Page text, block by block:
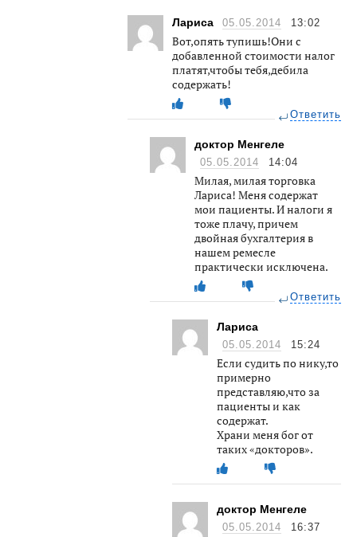
Лариса 05.05.2014 13:02
Вот,опять тупишь!Они с
добавленной стоимости налог
платят,чтобы тебя,дебила
содержать!
Ответить
доктор Менгеле
05.05.2014 14:04
Милая, милая торговка
Лариса! Меня содержат
мои пациенты. И налоги я
тоже плачу, причем
двойная бухгалтерия в
нашем ремесле
практически исключена.
Ответить
Лариса
05.05.2014 15:24
Если судить по нику,то
примерно
представляю,что за
пациенты и как
содержат.
Храни меня бог от
таких «докторов».
доктор Менгеле
05.05.2014 16:37